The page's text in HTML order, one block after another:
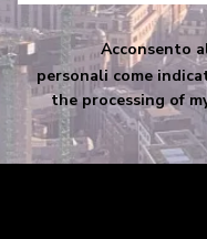
*
personali come
the processing of